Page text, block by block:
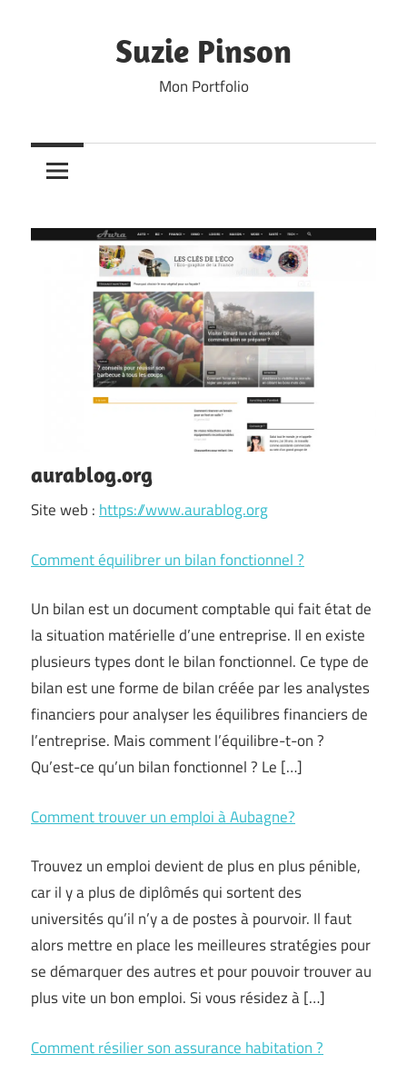
Suzie Pinson
Mon Portfolio
aurablog.org
Site web : https://www.aurablog.org
Comment équilibrer un bilan fonctionnel ?
Un bilan est un document comptable qui fait état de
la situation matérielle d’une entreprise. Il en existe
plusieurs types dont le bilan fonctionnel. Ce type de
bilan est une forme de bilan créée par les analystes
financiers pour analyser les équilibres financiers de
l’entreprise. Mais comment l’équilibre-t-on ?
Qu’est-ce qu’un bilan fonctionnel ? Le […]
Comment trouver un emploi à Aubagne?
Trouvez un emploi devient de plus en plus pénible,
car il y a plus de diplômés qui sortent des
universités qu’il n’y a de postes à pourvoir. Il faut
alors mettre en place les meilleures stratégies pour
se démarquer des autres et pour pouvoir trouver au
plus vite un bon emploi. Si vous résidez à […]
Comment résilier son assurance habitation ?